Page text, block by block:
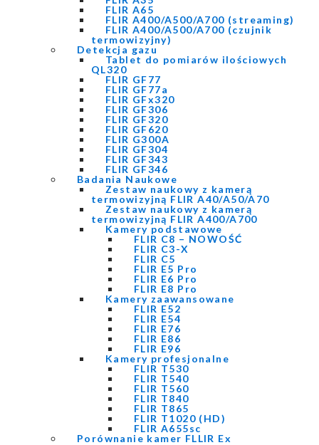
FLIR A65
FLIR A400/A500/A700 (streaming)
FLIR A400/A500/A700 (czujnik
termowizyjny)
Detekcja gazu
Tablet do pomiarów ilościowych
QL320
FLIR GF77
FLIR GF77a
FLIR GFx320
FLIR GF306
FLIR GF320
FLIR GF620
FLIR G300A
FLIR GF304
FLIR GF343
FLIR GF346
Badania Naukowe
Zestaw naukowy z kamerą
termowizyjną FLIR A40/A50/A70
Zestaw naukowy z kamerą
termowizyjną FLIR A400/A700
Kamery podstawowe
FLIR C8 – NOWOŚĆ
FLIR C3-X
FLIR C5
FLIR E5 Pro
FLIR E6 Pro
FLIR E8 Pro
Kamery zaawansowane
FLIR E52
FLIR E54
FLIR E76
FLIR E86
FLIR E96
Kamery profesjonalne
FLIR T530
FLIR T540
FLIR T560
FLIR T840
FLIR T865
FLIR T1020 (HD)
FLIR A655sc
Porównanie kamer FLLIR Ex